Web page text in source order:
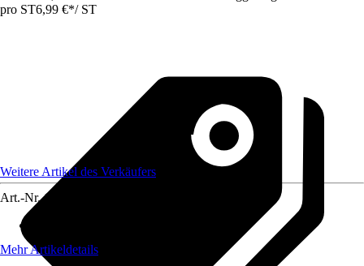
pro ST6,99 €*/ ST
Weitere Artikel des Verkäufers
Art.-Nr. 12425785
Mehr Artikeldetails